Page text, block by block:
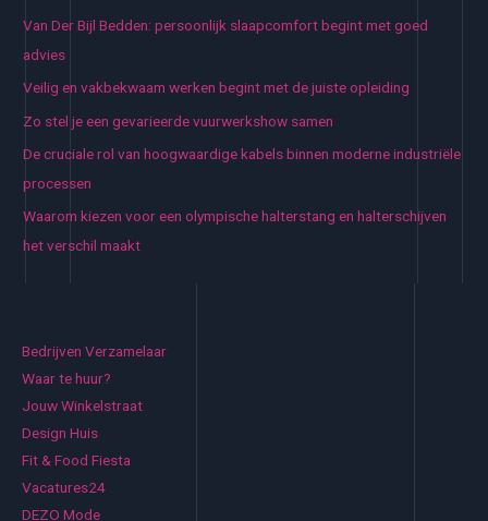
Van Der Bijl Bedden: persoonlijk slaapcomfort begint met goed
advies
Veilig en vakbekwaam werken begint met de juiste opleiding
Zo stel je een gevarieerde vuurwerkshow samen
De cruciale rol van hoogwaardige kabels binnen moderne industriële
processen
Waarom kiezen voor een olympische halterstang en halterschijven
het verschil maakt
Bedrijven Verzamelaar
Waar te huur?
Jouw Winkelstraat
Design Huis
Fit & Food Fiesta
Vacatures24
DEZO Mode